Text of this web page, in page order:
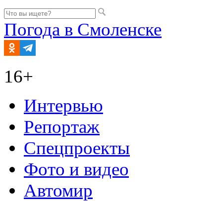
Погода в Смоленске
16+
Интервью
Репортаж
Спецпроекты
Фото и видео
Автомир